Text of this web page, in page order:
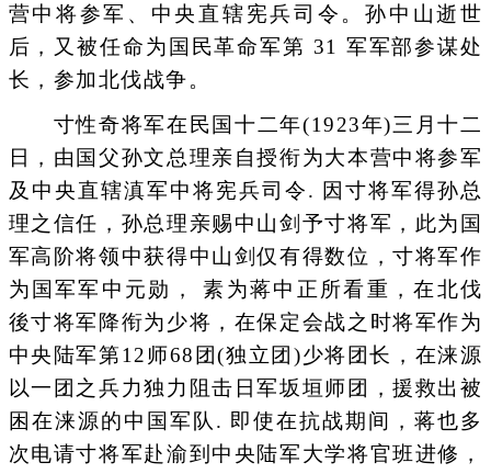
营中将参军、中央直辖宪兵司令。孙中山逝世
后，又被任命为国民革命军第 31 军军部参谋处
长，参加北伐战争。
寸性奇将军在民国十二年(1923年)三月十二
日，由国父孙文总理亲自授衔为大本营中将参军
及中央直辖滇军中将宪兵司令. 因寸将军得孙总
理之信任，孙总理亲赐中山剑予寸将军，此为国
军高阶将领中获得中山剑仅有得数位，寸将军作
为国军军中元勋， 素为蒋中正所看重，在北伐
後寸将军降衔为少将，在保定会战之时将军作为
中央陆军第12师68团(独立团)少将团长，在涞源
以一团之兵力独力阻击日军坂垣师团，援救出被
困在涞源的中国军队. 即使在抗战期间，蒋也多
次电请寸将军赴渝到中央陆军大学将官班进修，